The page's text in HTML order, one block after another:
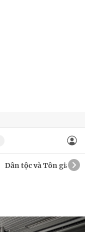
Dân tộc và Tôn giáo